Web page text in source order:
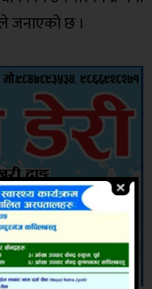
जनाएको छ ।